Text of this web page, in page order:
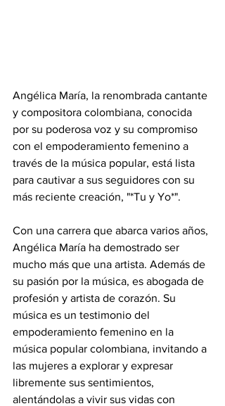
Angélica María, la renombrada cantante
y compositora colombiana, conocida
por su poderosa voz y su compromiso
con el empoderamiento femenino a
través de la música popular, está lista
para cautivar a sus seguidores con su
más reciente creación, "*Tu y Yo*".
Con una carrera que abarca varios años,
Angélica María ha demostrado ser
mucho más que una artista. Además de
su pasión por la música, es abogada de
profesión y artista de corazón. Su
música es un testimonio del
empoderamiento femenino en la
música popular colombiana, invitando a
las mujeres a explorar y expresar
libremente sus sentimientos,
alentándolas a vivir sus vidas con